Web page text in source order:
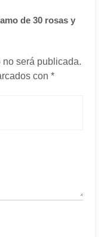
de 30 rosas y
será publicada.
con *